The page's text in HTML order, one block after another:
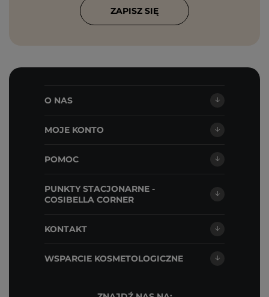
ZAPISZ SIĘ
O NAS
MOJE KONTO
POMOC
PUNKTY STACJONARNE -
COSIBELLA CORNER
KONTAKT
WSPARCIE KOSMETOLOGICZNE